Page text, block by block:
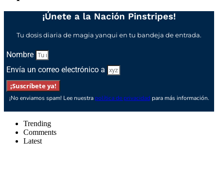
¡Únete a la Nación Pinstripes!
Tu dosis diaria de magia yanqui en tu bandeja de entrada.
Nombre
Envía un correo electrónico a
¡Suscríbete ya!
¡No enviamos spam! Lee nuestra política de privacidad para más información.
Trending
Comments
Latest